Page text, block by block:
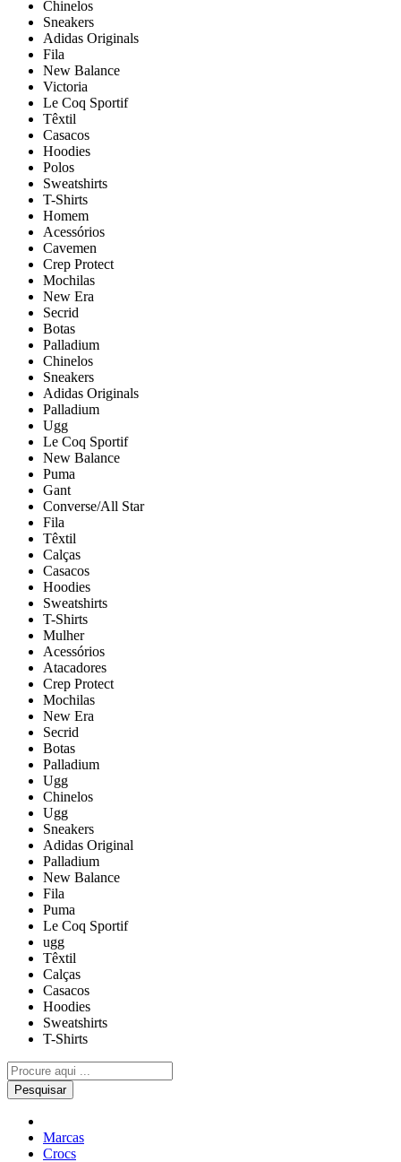
Chinelos
Sneakers
Adidas Originals
Fila
New Balance
Victoria
Le Coq Sportif
Têxtil
Casacos
Hoodies
Polos
Sweatshirts
T-Shirts
Homem
Acessórios
Cavemen
Crep Protect
Mochilas
New Era
Secrid
Botas
Palladium
Chinelos
Sneakers
Adidas Originals
Palladium
Ugg
Le Coq Sportif
New Balance
Puma
Gant
Converse/All Star
Fila
Têxtil
Calças
Casacos
Hoodies
Sweatshirts
T-Shirts
Mulher
Acessórios
Atacadores
Crep Protect
Mochilas
New Era
Secrid
Botas
Palladium
Ugg
Chinelos
Ugg
Sneakers
Adidas Original
Palladium
New Balance
Fila
Puma
Le Coq Sportif
ugg
Têxtil
Calças
Casacos
Hoodies
Sweatshirts
T-Shirts
Pesquisar
Marcas
Crocs